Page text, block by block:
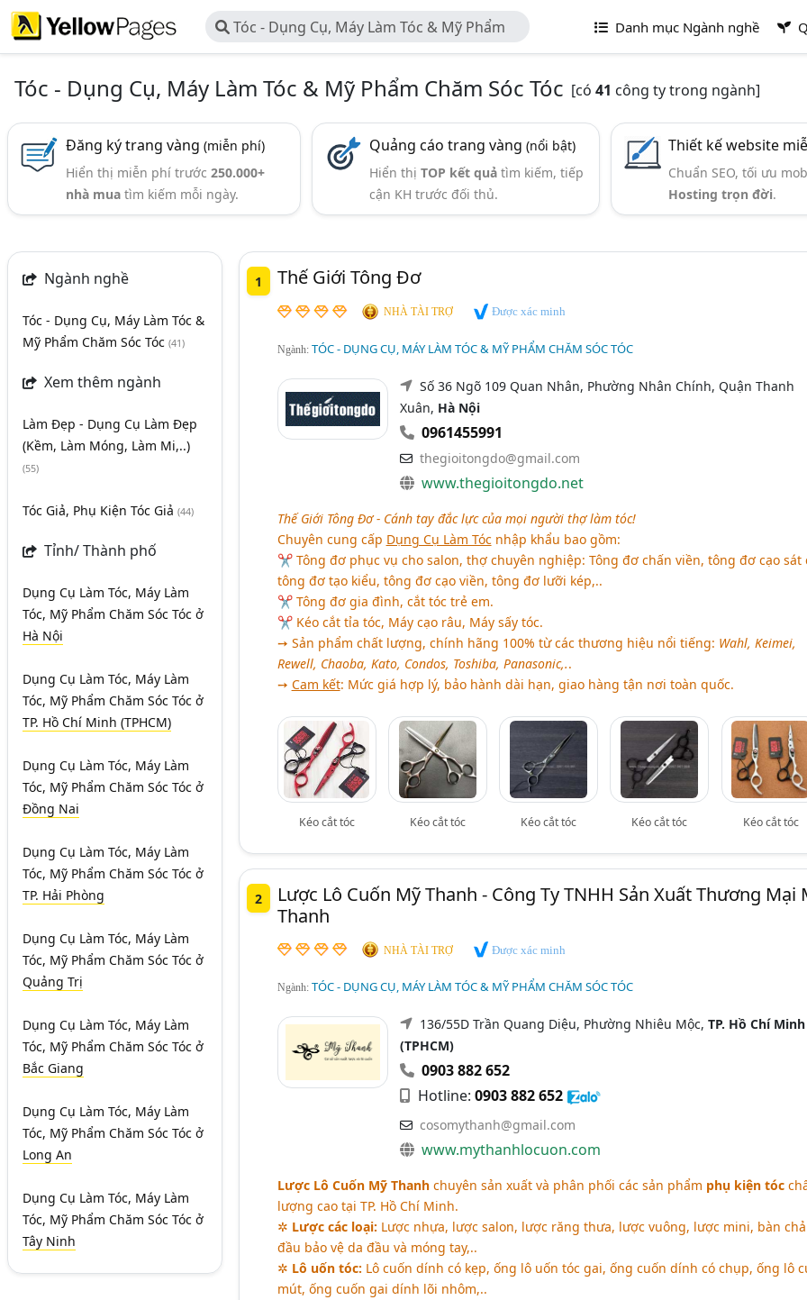
Tóc - Dụng Cụ, Máy Làm Tóc & Mỹ Phẩm
Chăm Sóc Tóc
Danh mục Ngành nghề
Tóc - Dụng Cụ, Máy Làm Tóc & Mỹ Phẩm Chăm Sóc Tóc [có 41 công ty trong ngành]
Đăng ký trang vàng(miễn phí)
Hiển thị miễn phí trước250.000+
nhà mua tìm kiếm mỗi ngày.
Quảng cáo trang vàng(nổi bật)
Hiển thịTOP kết quả tìm kiếm, tiếp
cận KH trước đối thủ.
Thiết kế website
Chuẩn SEO, tối ưu
Hosting trọn đời.
Ngành nghề
Tóc - Dụng Cụ, Máy Làm Tóc &
Mỹ Phẩm Chăm Sóc Tóc (41)
Xem thêm ngành
Làm Đẹp - Dụng Cụ Làm Đẹp
(Kềm, Làm Móng, Làm Mi,..)
(55)
Tóc Giả, Phụ Kiện Tóc Giả (44)
Tỉnh/ Thành phố
Dụng Cụ Làm Tóc, Máy Làm
Tóc, Mỹ Phẩm Chăm Sóc Tóc ở
Hà Nội
Dụng Cụ Làm Tóc, Máy Làm
Tóc, Mỹ Phẩm Chăm Sóc Tóc ở
TP. Hồ Chí Minh (TPHCM)
Dụng Cụ Làm Tóc, Máy Làm
Tóc, Mỹ Phẩm Chăm Sóc Tóc ở
Đồng Nai
Dụng Cụ Làm Tóc, Máy Làm
Tóc, Mỹ Phẩm Chăm Sóc Tóc ở
TP. Hải Phòng
Dụng Cụ Làm Tóc, Máy Làm
Tóc, Mỹ Phẩm Chăm Sóc Tóc ở
Quảng Trị
Dụng Cụ Làm Tóc, Máy Làm
Tóc, Mỹ Phẩm Chăm Sóc Tóc ở
Bắc Giang
Dụng Cụ Làm Tóc, Máy Làm
Tóc, Mỹ Phẩm Chăm Sóc Tóc ở
Long An
Dụng Cụ Làm Tóc, Máy Làm
Tóc, Mỹ Phẩm Chăm Sóc Tóc ở
Tây Ninh
1 Thế Giới Tông Đơ
NHÀ TÀI TRỢ Được xác minh
Ngành: TÓC - DỤNG CỤ, MÁY LÀM TÓC & MỸ PHẨM CHĂM SÓC TÓC
Số 36 Ngõ 109 Quan Nhân, Phường Nhân Chính, Quận Thanh
Xuân, Hà Nội
0961455991
thegioitongdo@gmail.com
www.thegioitongdo.net
Thế Giới Tông Đơ - Cánh tay đắc lực của mọi người thợ làm tóc!
Chuyên cung cấp Dụng Cụ Làm Tócnhập khẩu bao gồm:
✂ Tông đơ phục vụ cho salon, thợ chuyên nghiệp: Tông đơ chấn viền, tông đơ cạo sát
tông đơ tạo kiểu, tông đơ cạo viền, tông đơ lưỡi kép,..
✂ Tông đơ gia đình, cắt tóc trẻ em.
✂ Kéo cắt tỉa tóc, Máy cạo râu, Máy sấy tóc.
➙ Sản phẩm chất lượng, chính hãng 100% từ các thương hiệu nổi tiếng: Wahl, Keimei,
Rewell, Chaoba, Kato, Condos, Toshiba, Panasonic,..
➙ Cam kết: Mức giá hợp lý, bảo hành dài hạn, giao hàng tận nơi toàn quốc.
Kéo cắt tóc Kéo cắt tóc Kéo cắt tóc Kéo cắt tóc Kéo cắt tóc
2
Lược Lô Cuốn Mỹ Thanh - Công Ty TNHH Sản Xuất Thương Mại
Thanh
NHÀ TÀI TRỢ Được xác minh
Ngành: TÓC - DỤNG CỤ, MÁY LÀM TÓC & MỸ PHẨM CHĂM SÓC TÓC
136/55D Trần Quang Diệu, Phường Nhiêu Mộc, TP. Hồ Chí Minh
(TPHCM)
0903 882 652
Hotline: 0903 882 652
cosomythanh@gmail.com
www.mythanhlocuon.com
Lược Lô Cuốn Mỹ Thanhchuyên sản xuất và phân phối các sản phẩm phụ kiện tóc
lượng cao tại TP. Hồ Chí Minh.
✲ Lược các loại: Lược nhựa, lược salon, lược răng thưa, lược vuông, lược mini, bàn
đầu bảo vệ da đầu và móng tay,..
✲ Lô uốn tóc: Lô cuốn dính có kẹp, ống lô uốn tóc gai, ống cuốn dính có chụp, ống lô
mút, ống cuốn gai dính lõi nhôm,..